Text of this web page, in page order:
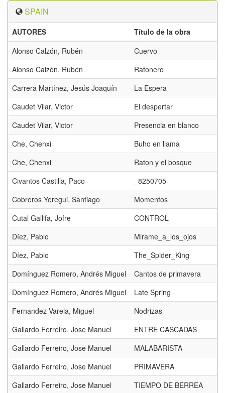
SPAIN
AUTORES
Título de la obra
Alonso Calzón, Rubén
Cuervo
Alonso Calzón, Rubén
Ratonero
Carrera Martínez, Jesús Joaquín
La Espera
Caudet Vilar, Victor
El despertar
Caudet Vilar, Victor
Presencia en blanco
Che, Chenxi
Buho en llama
Che, Chenxi
Raton y el bosque
Civantos Castilla, Paco
_8250705
Cobreros Yeregui, Santiago
Momentos
Cutal Gallifa, Jofre
CONTROL
Díez, Pablo
Mirame_a_los_ojos
Díez, Pablo
The_Spider_King
Domínguez Romero, Andrés Miguel
Cantos de primavera
Domínguez Romero, Andrés Miguel
Late Spring
Fernandez Varela, Miguel
Nodrizas
Gallardo Ferreiro, Jose Manuel
ENTRE CASCADAS
Gallardo Ferreiro, Jose Manuel
MALABARISTA
Gallardo Ferreiro, Jose Manuel
PRIMAVERA
Gallardo Ferreiro, Jose Manuel
TIEMPO DE BERREA